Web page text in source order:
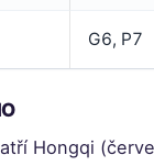
G6, P7
Hongqi